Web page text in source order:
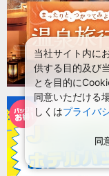
当社サイト内に
供する目的及び
とを目的に
同意いただける
しくはプライバ
同